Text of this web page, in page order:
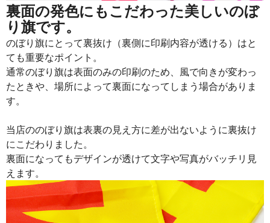
裏面の発色にもこだわった美しいのぼ
り旗です。
のぼり旗にとって裏抜け（裏側に印刷内容が透ける）はと
ても重要なポイント。
通常のぼり旗は表面のみの印刷のため、風で向きが変わっ
たときや、場所によって裏面になってしまう場合がありま
す。
当店ののぼり旗は表裏の見え方に差が出ないように裏抜け
にこだわりました。
裏面になってもデザインが透けて文字や写真がバッチリ見
えます。